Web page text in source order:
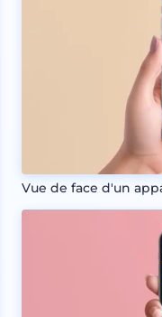
Vue de face d'un